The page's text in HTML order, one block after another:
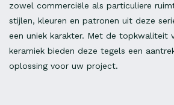
zowel commerciële als particuliere
stijlen, kleuren en patronen uit deze
een uniek karakter. Met de topkwaliteit
keramiek bieden deze tegels een
oplossing voor uw project.